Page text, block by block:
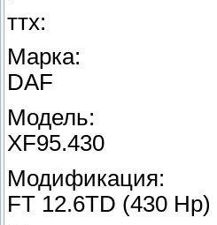
ттх:
Марка:
DAF
Модель:
XF95.430
Модификация:
FT 12.6TD (430 Hp)